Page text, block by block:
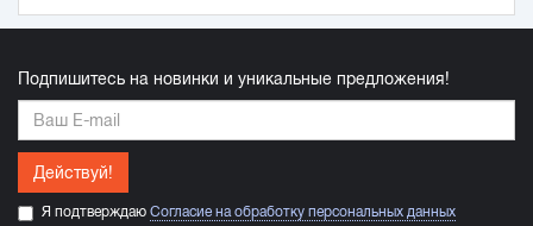
Подпишитесь на новинки и уникальные предложения!
Действуй!
Я подтверждаю Согласие на обработку персональных данных